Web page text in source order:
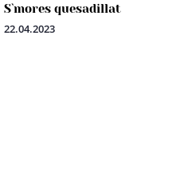
S`mores quesadillat
22.04.2023